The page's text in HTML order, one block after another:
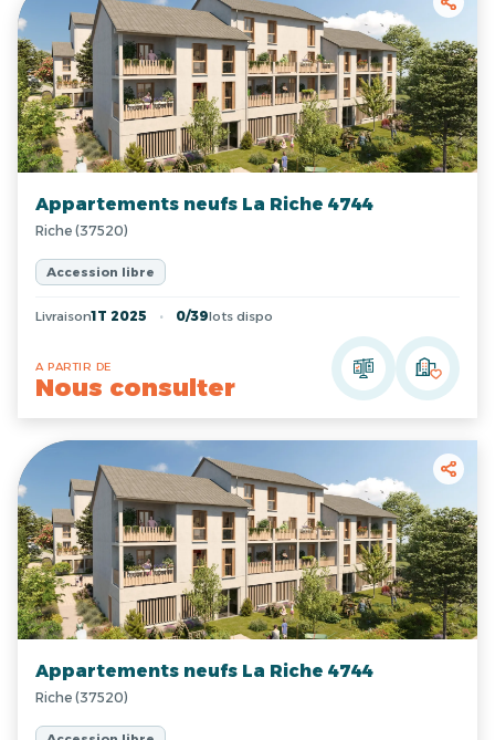
Appartements neufs La Riche 4744
Riche (37520)
Accession libre
Livraison1T 2025 0/39lots dispo
A PARTIR DE
Nous consulter
Appartements neufs La Riche 4744
Riche (37520)